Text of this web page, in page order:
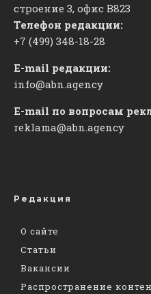
строение 3, офис ​В823
Телефон редакции:
+7 (499) 348-18-28
E-mail редакции:
info@abn.agency
E-mail по вопросам
reklama@abn.agency
Редакция
О сайте
Статьи
Вакансии
Распространение